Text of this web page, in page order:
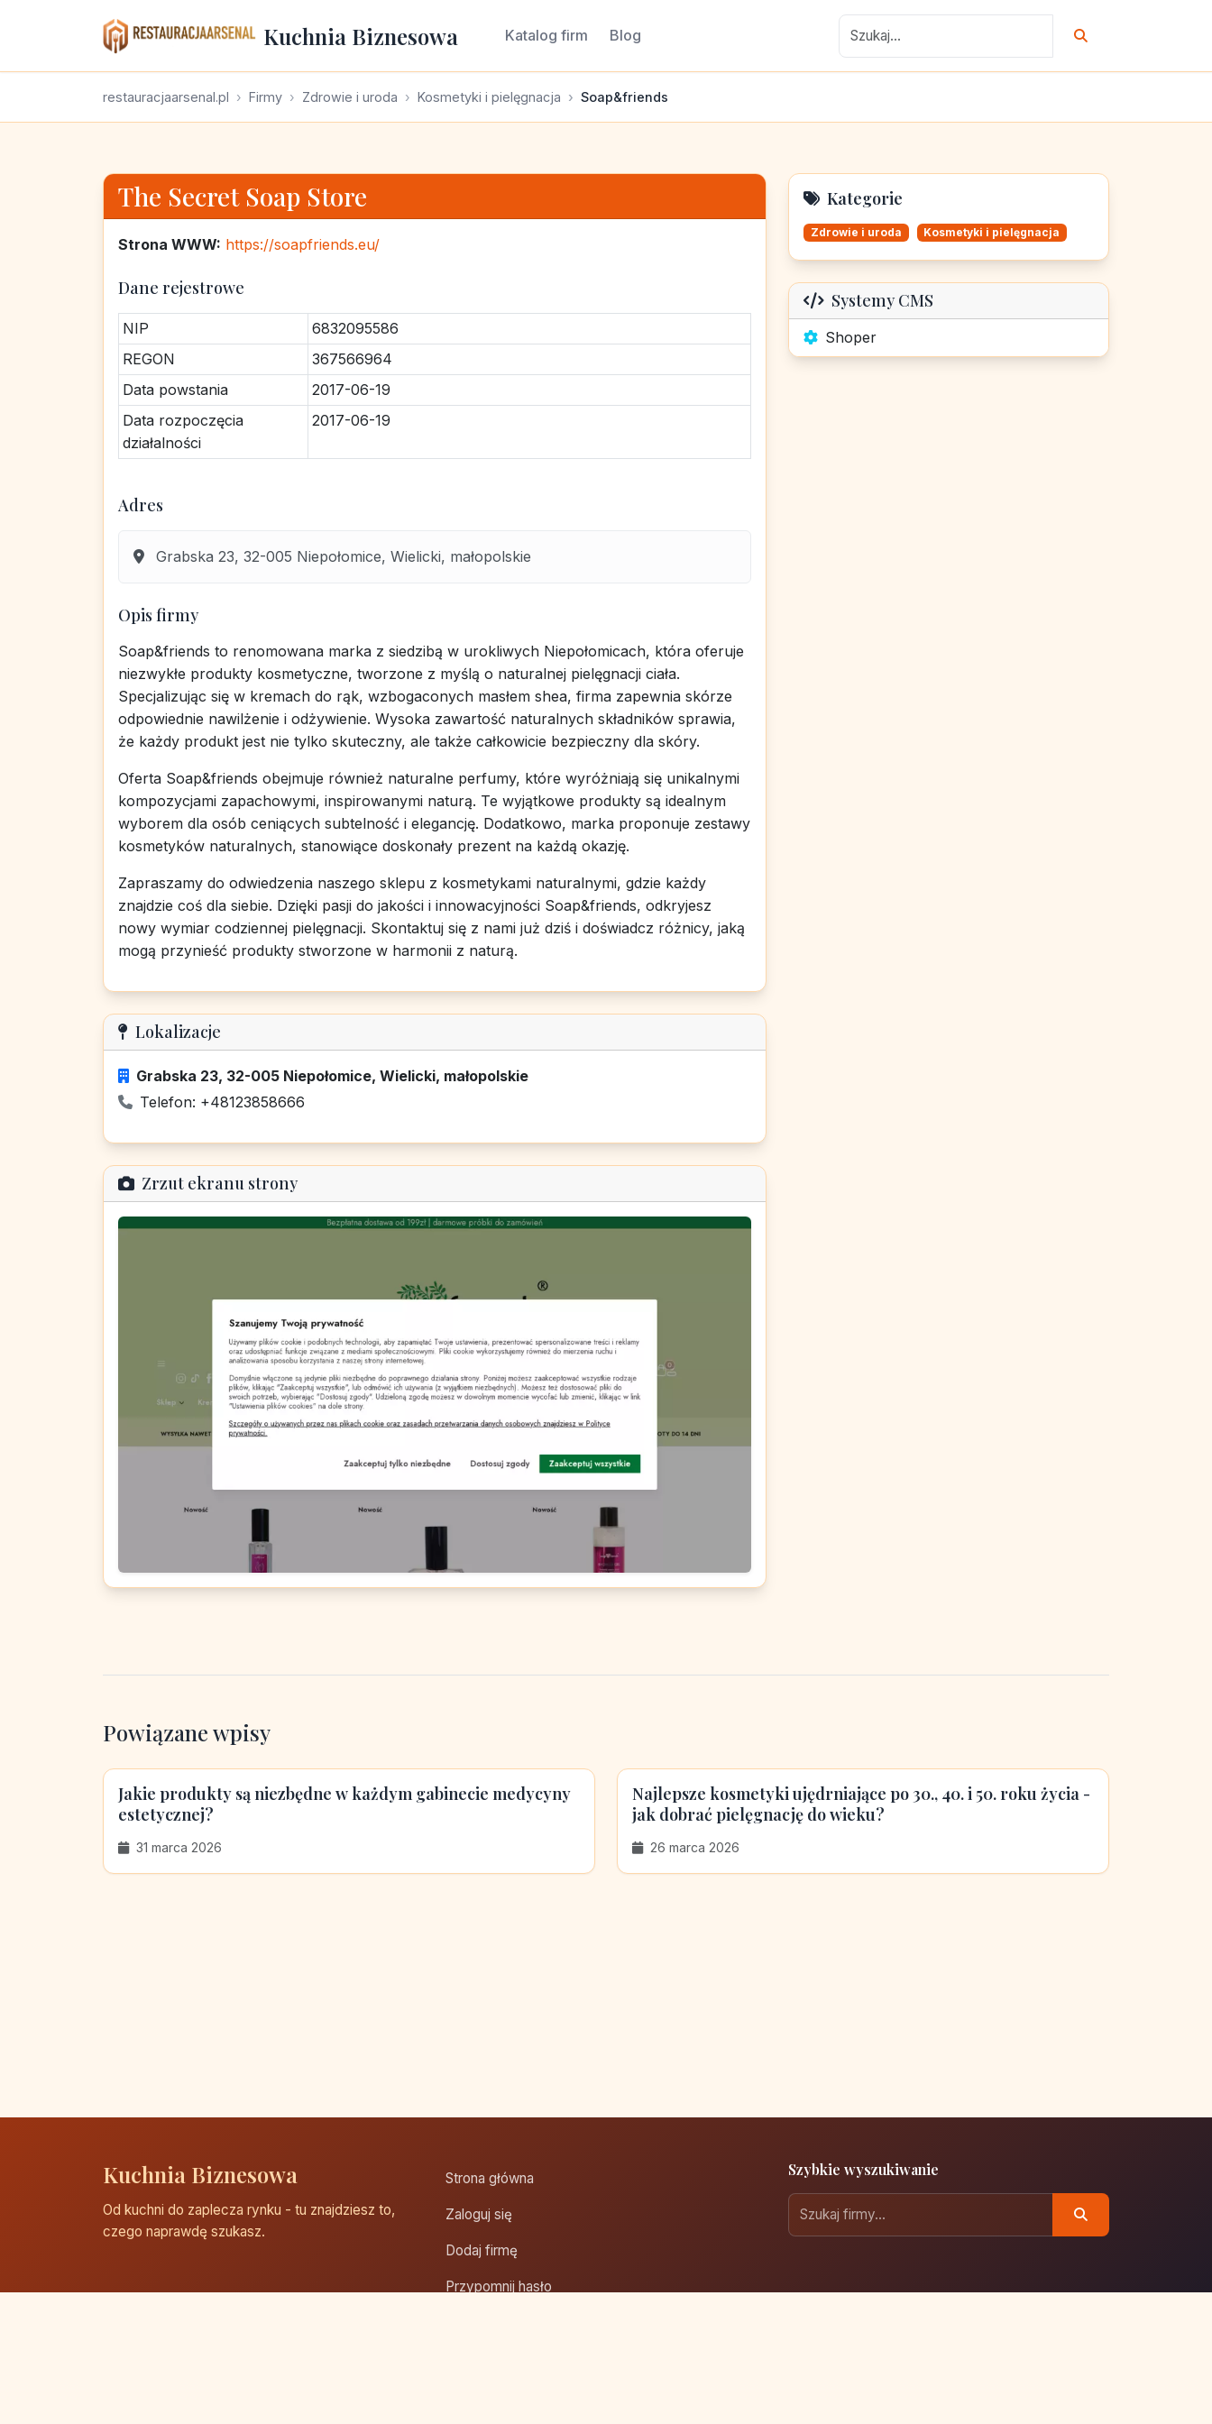
Kuchnia Biznesowa Katalog firm Blog
restauracjaarsenal.pl Firmy Zdrowie i uroda Kosmetyki i pielęgnacja Soap&friends
The Secret Soap Store
Strona WWW: https://soapfriends.eu/
Dane rejestrowe
NIP
6832095586
REGON
367566964
Data powstania
2017-06-19
Data rozpoczęcia
działalności
2017-06-19
Adres
Grabska 23, 32-005 Niepołomice, Wielicki, małopolskie
Opis firmy
Soap&friends to renomowana marka z siedzibą w urokliwych Niepołomicach, która oferuje
niezwykłe produkty kosmetyczne, tworzone z myślą o naturalnej pielęgnacji ciała.
Specjalizując się w kremach do rąk, wzbogaconych masłem shea, firma zapewnia skórze
odpowiednie nawilżenie i odżywienie. Wysoka zawartość naturalnych składników sprawia,
że każdy produkt jest nie tylko skuteczny, ale także całkowicie bezpieczny dla skóry.
Oferta Soap&friends obejmuje również naturalne perfumy, które wyróżniają się unikalnymi
kompozycjami zapachowymi, inspirowanymi naturą. Te wyjątkowe produkty są idealnym
wyborem dla osób ceniących subtelność i elegancję. Dodatkowo, marka proponuje zestawy
kosmetyków naturalnych, stanowiące doskonały prezent na każdą okazję.
Zapraszamy do odwiedzenia naszego sklepu z kosmetykami naturalnymi, gdzie każdy
znajdzie coś dla siebie. Dzięki pasji do jakości i innowacyjności Soap&friends, odkryjesz
nowy wymiar codziennej pielęgnacji. Skontaktuj się z nami już dziś i doświadcz różnicy, jaką
mogą przynieść produkty stworzone w harmonii z naturą.
Lokalizacje
Grabska 23, 32-005 Niepołomice, Wielicki, małopolskie
Telefon: +48123858666
Zrzut ekranu strony
Kategorie
Zdrowie i uroda Kosmetyki i pielęgnacja
Systemy CMS
Shoper
Powiązane wpisy
Jakie produkty są niezbędne w każdym gabinecie medycyny
estetycznej?
31 marca 2026
Najlepsze kosmetyki ujędrniające po 30., 40. i 50. roku życia -
jak dobrać pielęgnację do wieku?
26 marca 2026
Kuchnia Biznesowa
Od kuchni do zaplecza rynku - tu znajdziesz to,
czego naprawdę szukasz.
Strona główna
Zaloguj się
Dodaj firmę
Przypomnij hasło
Szybkie wyszukiwanie